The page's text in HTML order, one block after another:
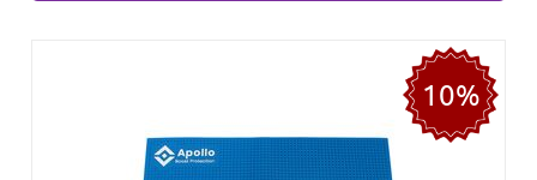
10%